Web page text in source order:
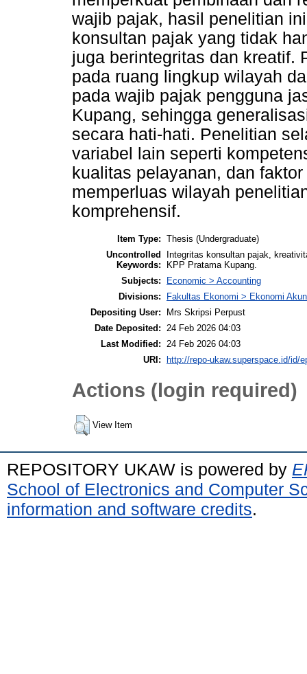
wajib pajak, hasil penelitian
konsultan pajak yang tidak
juga berintegritas dan kreatif.
pada ruang lingkup wilayah
pada wajib pajak pengguna
Kupang, sehingga
secara hati-hati. Penelitian
variabel lain seperti
kualitas pelayanan, dan
memperluas wilayah
komprehensif.
Item Type: Thesis (Undergraduate)
Uncontrolled
Keywords:
Integritas konsultan pajak,
KPP Pratama Kupang.
Subjects:
Economic > Accounting
Divisions:
Fakultas Ekonomi > Ekonomi
Depositing User:
Mrs Skripsi Perpust
Date Deposited:
24 Feb 2026 04:03
Last Modified:
24 Feb 2026 04:03
URI:
http://repo-ukaw.superspace.id/id/
Actions (login required)
View Item
REPOSITORY UKAW is powered by
School of Electronics and Computer
information and software credits.